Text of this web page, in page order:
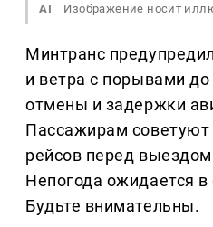
AI Изображение носит
Минтранс
и ветра с порывами
отмены и задержки
Пассажирам советуют
рейсов перед
Непогода ожидается
Будьте внимательны.